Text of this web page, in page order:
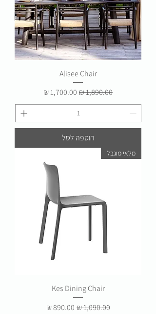
Alisee Chair
מחיר רגיל
מחיר מבצע
הוספה לסל
מלאי מוגבל
Kes Dining Chair
מחיר רגיל‏1,090.00 ‏₪ מחיר מבצע